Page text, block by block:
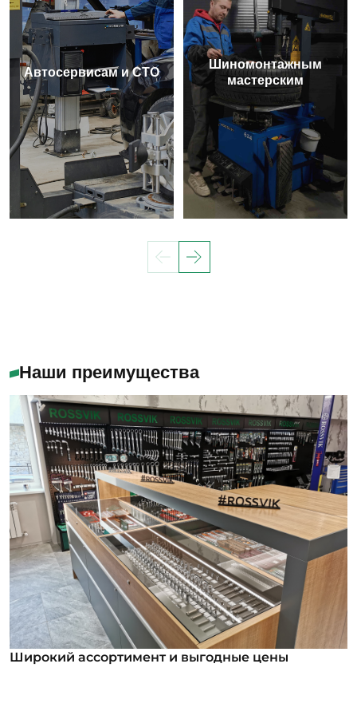
Автосервисам и СТО
Шиномонтажным
мастерским
Наши преимущества
Широкий ассортимент и выгодные цены